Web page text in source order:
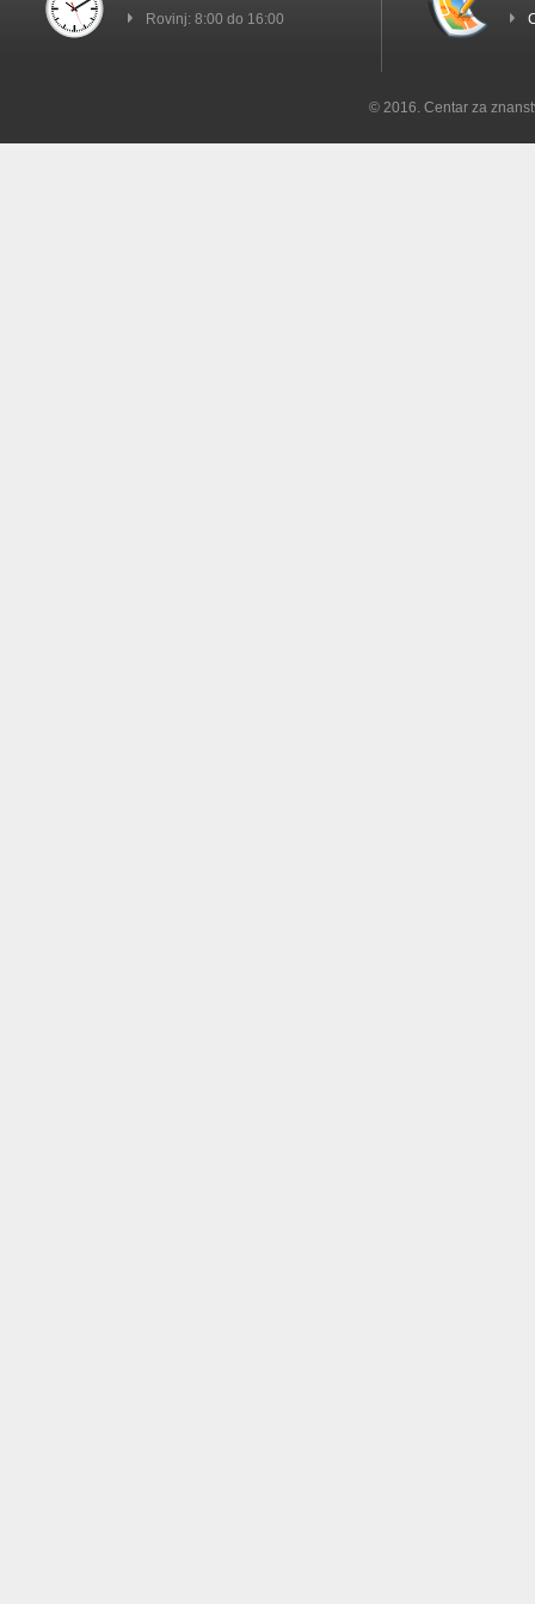
Rovinj: 8:00 do 16:00
© 2016. Centar za